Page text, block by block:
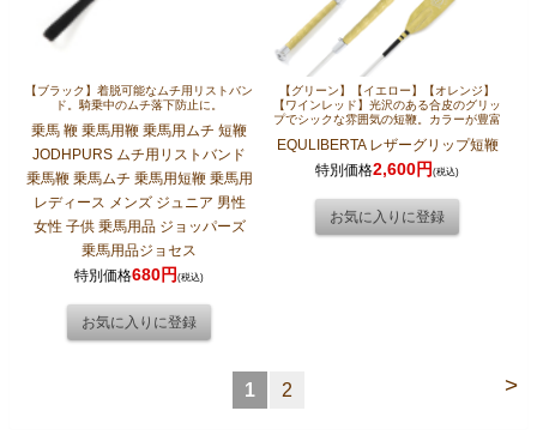
【ブラック】着脱可能なムチ用リストバン
ド。騎乗中のムチ落下防止に。
乗馬 鞭 乗馬用鞭 乗馬用ムチ 短鞭
JODHPURS ムチ用リストバンド
乗馬鞭 乗馬ムチ 乗馬用短鞭 乗馬用
レディース メンズ ジュニア 男性
女性 子供 乗馬用品 ジョッパーズ
乗馬用品ジョセス
特別価格680円(税込)
【グリーン】【イエロー】【オレンジ】
【ワインレッド】光沢のある合皮のグリッ
プでシックな雰囲気の短鞭。カラーが豊富
EQULIBERTA レザーグリップ短鞭
特別価格2,600円(税込)
>
1 2